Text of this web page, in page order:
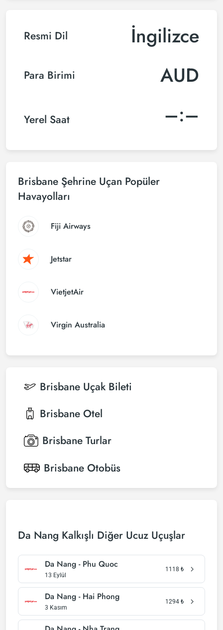
Resmi Dil İngilizce
Para Birimi AUD
Yerel Saat –:–
Brisbane Şehrine Uçan Popüler
Havayolları
Fiji Airways
Jetstar
VietjetAir
Virgin Australia
Brisbane Uçak Bileti
Brisbane Otel
Brisbane Turlar
Brisbane Otobüs
Da Nang Kalkışlı Diğer Ucuz Uçuşlar
Da Nang - Phu Quoc
13 Eylül
1118 ₺
Da Nang - Hai Phong
3 Kasım
1294 ₺